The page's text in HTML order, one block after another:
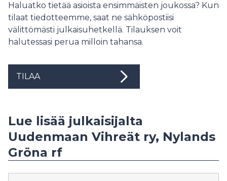
Haluatko tietää asioista ensimmäisten joukossa? Kun
tilaat tiedotteemme, saat ne sähköpostiisi
välittömästi julkaisuhetkellä. Tilauksen voit
halutessasi perua milloin tahansa.
TILAA
Lue lisää julkaisijalta
Uudenmaan Vihreät ry, Nylands
Gröna rf